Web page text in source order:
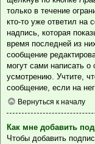
только в течение
кто-то уже ответил на
надпись, которая
время последней из
сообщение
могут сами написать
усмотрению. Учтите,
сообщение, если на
Вернуться к началу
Как мне добавить
Чтобы добавить